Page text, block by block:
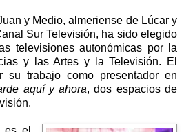
y Medio, almeriense de Lúcar y
Sur Televisión, ha sido elegido
televisiones autonómicas por
la
y las Artes y la Televisión. El
su trabajo como presentador en
aquí y ahora, dos espacios de